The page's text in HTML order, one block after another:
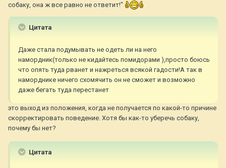
собаку, она ж все равно не ответит!"
Цитата
Даже стала подумывать не одеть ли на него
намордник(только не кидайтесь помидорами ),просто боюсь
что опять туда рванет и нажреться всякой гадости!А так в
наморднике ничего схомячить он не сможет и возможно
даже бегать туда перестанет
это выход из положения, когда не получается по какой-то причине
скорректировать поведение. Хотя бы как-то уберечь собаку,
почему бы нет?
Цитата